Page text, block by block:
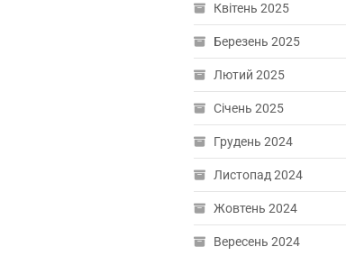
Квітень 2025
Березень 2025
Лютий 2025
Січень 2025
Грудень 2024
Листопад 2024
Жовтень 2024
Вересень 2024